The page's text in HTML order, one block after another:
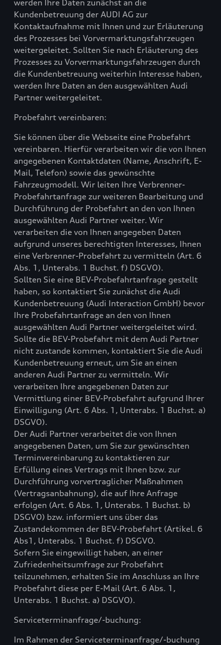
werden Ihre Daten zunächst an die
Kundenbetreuung der AUDI AG zur
Kontaktaufnahme mit Ihnen und zur Erläuterung
des Prozesses bei Vorvermarktungsfahrzeugen
weitergeleitet. Sollten Sie nach Erläuterung des
Prozesses zu Vorvermarktungsfahrzeugen durch
die Kundenbetreuung weiterhin Interesse haben,
werden Ihre Daten an den ausgewählten Audi
Partner weitergeleitet.
Probefahrt vereinbaren:
Sie können über die Webseite eine Probefahrt
vereinbaren. Hierfür verarbeiten wir die von Ihnen
angegebenen Kontaktdaten (Name, Anschrift, E-
Mail, Telefon) sowie das gewünschte
Fahrzeugmodell. Wir leiten Ihre Verbrenner-
Probefahrtanfrage zur weiteren Bearbeitung und
Durchführung der Probefahrt an den von Ihnen
ausgewählten Audi Partner weiter. Wir
verarbeiten die von Ihnen angegeben Daten
aufgrund unseres berechtigten Interesses, Ihnen
eine Verbrenner-Probefahrt zu vermitteln (Art. 6
Abs. 1, Unterabs. 1 Buchst. f) DSGVO).
Sollten Sie eine BEV-Probefahrtanfrage gestellt
haben, so kontaktiert Sie zunächst die Audi
Kundenbetreuung (Audi Interaction GmbH) bevor
Ihre Probefahrtanfrage an den von Ihnen
ausgewählten Audi Partner weitergeleitet wird.
Sollte die BEV-Probefahrt mit dem Audi Partner
nicht zustande kommen, kontaktiert Sie die Audi
Kundenbetreuung erneut, um Sie an einen
anderen Audi Partner zu vermitteln. Wir
verarbeiten Ihre angegebenen Daten zur
Vermittlung einer BEV-Probefahrt aufgrund Ihrer
Einwilligung (Art. 6 Abs. 1, Unterabs. 1 Buchst. a)
DSGVO).
Der Audi Partner verarbeitet die von Ihnen
angegebenen Daten, um Sie zur gewünschten
Terminvereinbarung zu kontaktieren zur
Erfüllung eines Vertrags mit Ihnen bzw. zur
Durchführung vorvertraglicher Maßnahmen
(Vertragsanbahnung), die auf Ihre Anfrage
erfolgen (Art. 6 Abs. 1, Unterabs. 1 Buchst. b)
DSGVO) bzw. informiert uns über das
Zustandekommen der BEV-Probefahrt (Artikel. 6
Abs1, Unterabs. 1 Buchst. f) DSGVO.
Sofern Sie eingewilligt haben, an einer
Zufriedenheitsumfrage zur Probefahrt
teilzunehmen, erhalten Sie im Anschluss an Ihre
Probefahrt diese per E-Mail (Art. 6 Abs. 1,
Unterabs. 1 Buchst. a) DSGVO).
Serviceterminanfrage/-buchung:
Im Rahmen der Serviceterminanfrage/-buchung